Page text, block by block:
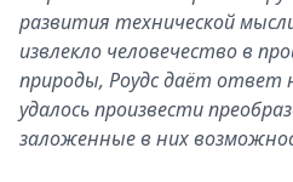
развития технической
извлекло человечество в
природы, Роудс даёт ответ
удалось произвести
заложенные в них